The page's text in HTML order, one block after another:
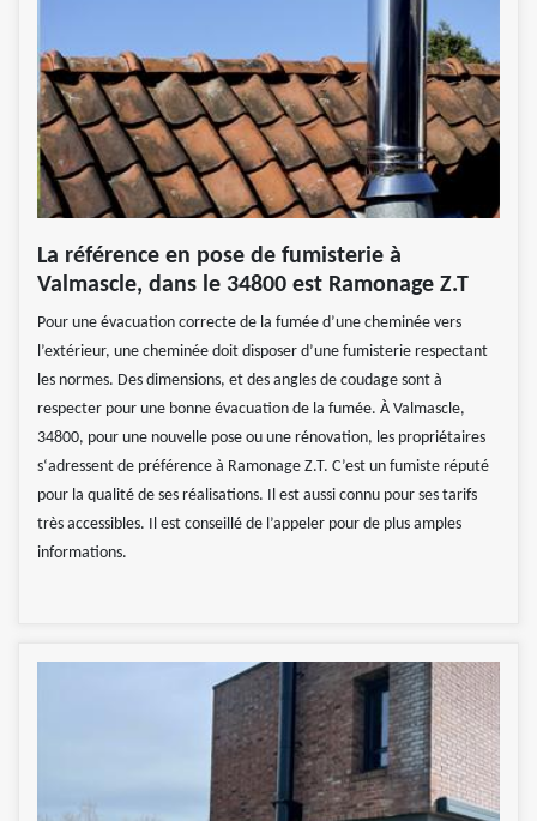
La référence en pose de fumisterie à
Valmascle, dans le 34800 est Ramonage Z.T
Pour une évacuation correcte de la fumée d’une cheminée vers
l’extérieur, une cheminée doit disposer d’une fumisterie respectant
les normes. Des dimensions, et des angles de coudage sont à
respecter pour une bonne évacuation de la fumée. À Valmascle,
34800, pour une nouvelle pose ou une rénovation, les propriétaires
s‘adressent de préférence à Ramonage Z.T. C’est un fumiste réputé
pour la qualité de ses réalisations. Il est aussi connu pour ses tarifs
très accessibles. Il est conseillé de l’appeler pour de plus amples
informations.